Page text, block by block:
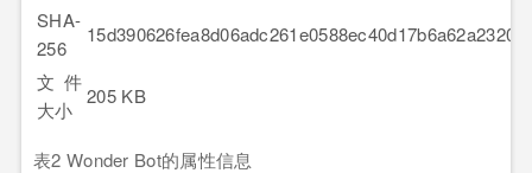
SHA-
256
文件
大小
205 KB
表2 Wonder Bot的属性信息